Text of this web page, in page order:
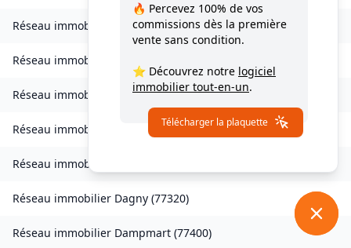
Réseau immobilier Compans(77290 )
Réseau immobilier
Réseau immobilier Coupvray(77700)
Réseau immobilier Courchamp(77560
Réseau immobilier
Réseau immobilier Dagny (77320)
Réseau immobilier Dampmart (77400)
🔥 Percevez 100% de vos
commissions dès la première
vente sans condition.
⭐ Découvrez notre logiciel
immobilier tout-en-un.
Télécharger la plaquette